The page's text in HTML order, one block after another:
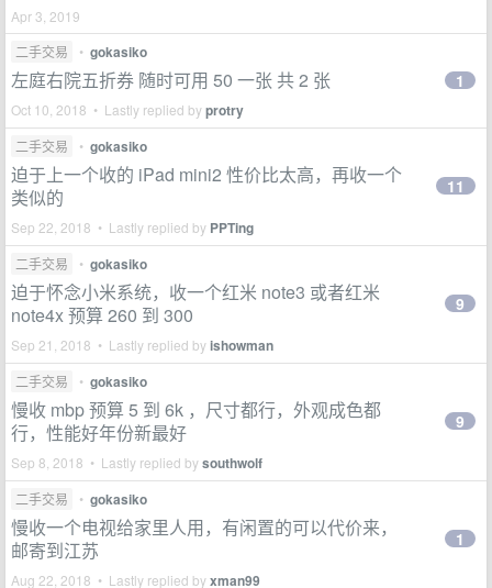
Apr 3, 2019
二手交易
• gokasiko
左庭右院五折券 随时可用 50 一张 共 2 张
Oct 10, 2018 • Lastly replied byprotry
1
二手交易 • gokasiko
迫于上一个收的 iPad mini2 性价比太高，再收一个
类似的
Sep 22, 2018 • Lastly replied by PPTing
11
二手交易 • gokasiko
迫于怀念小米系统，收一个红米 note3 或者红米
note4x 预算 260 到 300
Sep 21, 2018 • Lastly replied byishowman
9
二手交易 • gokasiko
慢收 mbp 预算 5 到 6k ，尺寸都行，外观成色都
行，性能好年份新最好
Sep 8, 2018 • Lastly replied bysouthwolf
9
二手交易 • gokasiko
慢收一个电视给家里人用，有闲置的可以代价来，
邮寄到江苏
Aug 22, 2018 • Lastly replied byxman99
1